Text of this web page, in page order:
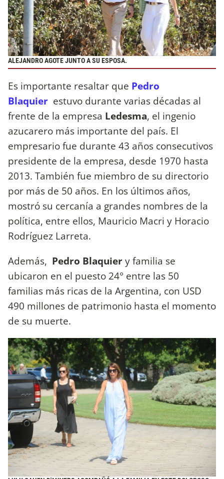
ALEJANDRO AGOTE JUNTO A SU ESPOSA.
Es importante resaltar que Pedro
Blaquier estuvo durante varias décadas al
frente de la empresa Ledesma, el ingenio
azucarero más importante del país. El
empresario fue durante 43 años consecutivos
presidente de la empresa, desde 1970 hasta
2013. También fue miembro de su directorio
por más de 50 años. En los últimos años,
mostró su cercanía a grandes nombres de la
política, entre ellos, Mauricio Macri y Horacio
Rodríguez Larreta.
Además, Pedro Blaquiery familia se
ubicaron en el puesto 24° entre las 50
familias más ricas de la Argentina, con USD
490 millones de patrimonio hasta el momento
de su muerte.